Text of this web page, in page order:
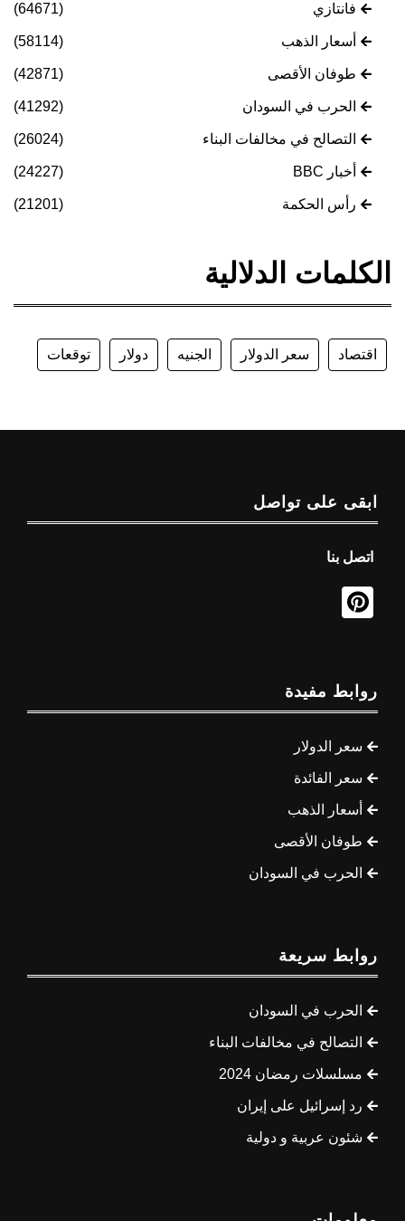
فانتازي (64671)
أسعار الذهب (58114)
طوفان الأقصى (42871)
الحرب في السودان (41292)
التصالح في مخالفات البناء (26024)
أخبار BBC (24227)
رأس الحكمة (21201)
الكلمات الدلالية
اقتصاد سعر الدولار الجنيه دولار توقعات
ابقى على تواصل
اتصل بنا
روابط مفيدة
سعر الدولار
سعر الفائدة
أسعار الذهب
طوفان الأقصى
الحرب في السودان
روابط سريعة
الحرب في السودان
التصالح في مخالفات البناء
مسلسلات رمضان 2024
رد إسرائيل على إيران
شئون عربية و دولية